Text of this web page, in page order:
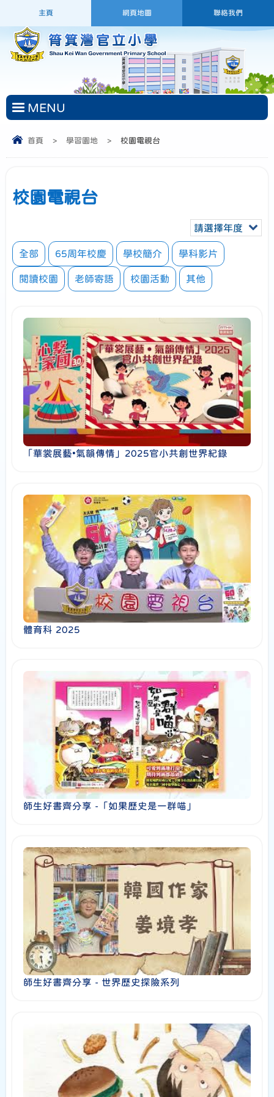
主頁 網頁地圖 聯絡我們
MENU
首頁 > 學習園地 > 校園電視台
校園電視台
請選擇年度
全部 65周年校慶 學校簡介 學科影片
閱讀校園 老師寄語 校園活動 其他
「華裳展藝•氣韻傳情」2025官小共創世界紀錄
體育科 2025
師生好書齊分享 -「如果歷史是一群喵」
師生好書齊分享 - 世界歷史探險系列